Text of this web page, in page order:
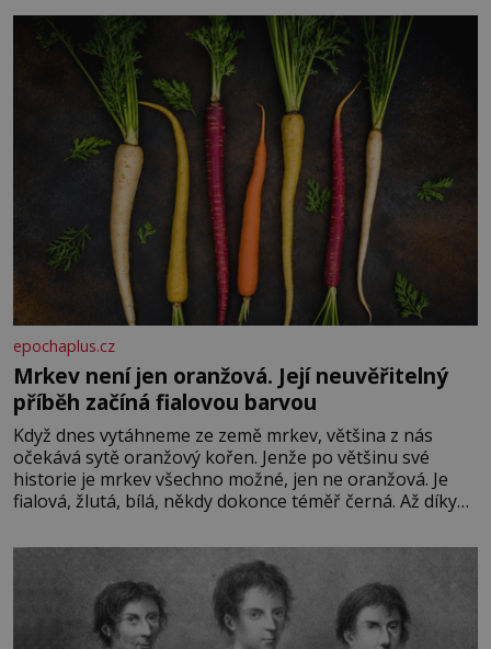
Je to opravdu tak, s věkem jako kdyby se paměť
rozhodla stávkovat. Cvičte
epochaplus.cz
Mrkev není jen oranžová. Její neuvěřitelný
příběh začíná fialovou barvou
Když dnes vytáhneme ze země mrkev, většina z nás
očekává sytě oranžový kořen. Jenže po většinu své
historie je mrkev všechno možné, jen ne oranžová. Je
fialová, žlutá, bílá, někdy dokonce téměř černá. Až díky
bez které si českou zahradu ani nedokážeme představit.